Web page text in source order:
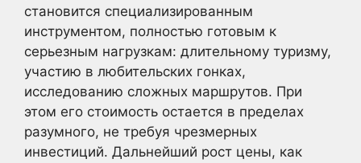
становится специализированным
инструментом, полностью готовым к
серьезным нагрузкам: длительному туризму,
участию в любительских гонках,
исследованию сложных маршрутов. При
этом его стоимость остается в пределах
разумного, не требуя чрезмерных
инвестиций. Дальнейший рост цены, как